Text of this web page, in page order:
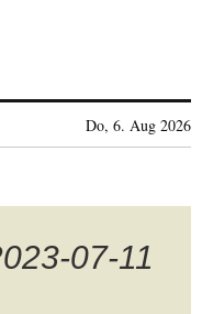
Do, 6. Aug 2026
07-11